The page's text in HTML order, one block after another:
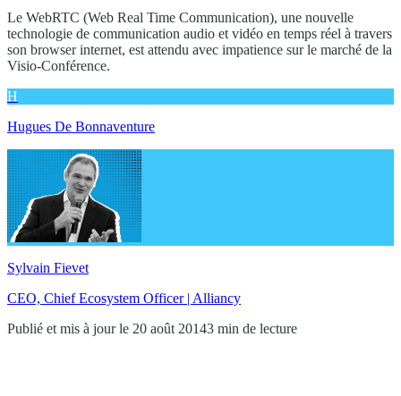
Le WebRTC (Web Real Time Communication), une nouvelle
technologie de communication audio et vidéo en temps réel à travers
son browser internet, est attendu avec impatience sur le marché de la
Visio-Conférence.
H
Hugues De Bonnaventure
Sylvain Fievet
CEO, Chief Ecosystem Officer | Alliancy
Publié et mis à jour le 20 août 20143 min de lecture